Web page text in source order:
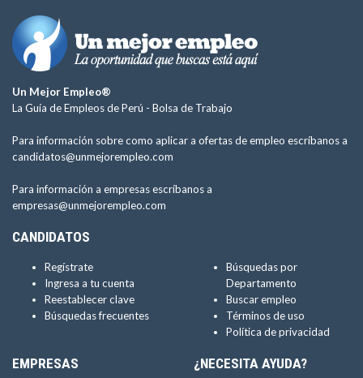
Un Mejor Empleo®
La Guía de Empleos de Perú - Bolsa de Trabajo
Para información sobre como aplicar a ofertas de empleo escríbanos a
candidatos@unmejorempleo.com
Para información a empresas escríbanos a
empresas@unmejorempleo.com
CANDIDATOS
Regístrate
Ingresa a tu cuenta
Reestablecer clave
Búsquedas frecuentes
Búsquedas por
Departamento
Buscar empleo
Términos de uso
Política de privacidad
EMPRESAS ¿NECESITA AYUDA?